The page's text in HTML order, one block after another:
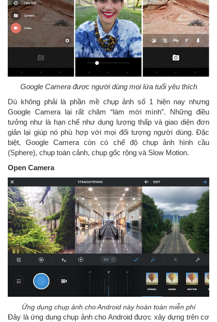
Google Camera được người dùng mọi lứa tuổi yêu thích
Dù không phải là phần mề chụp ảnh số 1 hiện nay nhưng
Google Camera lại rất chăm “làm mới mình”. Những điều
tưởng như là hạn chế như dung lượng thấp và giao diện đơn
giản lại giúp nó phù hợp với mọi đối tượng người dùng. Đặc
biệt, Google Camera còn có chế độ chụp ảnh hình cầu
(Sphere), chụp toàn cảnh, chụp gốc rộng và Slow Motion.
Open Camera
Ứng dụng chụp ảnh cho Android này hoàn toàn miễn phí
Đây là ứng dụng chụp ảnh cho Android được xây dựng trên cơ